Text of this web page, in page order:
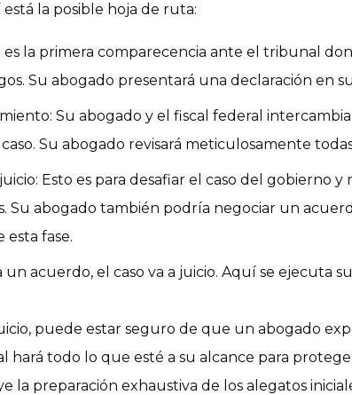
la posible hoja de ruta:
es la primera comparecencia ante el tribunal
Su abogado presentará una declaración en
: Su abogado y el fiscal federal
Su abogado revisará meticulosamente
: Esto es para desafiar el caso del gobierno
Su abogado también podría negociar un
fase.
un acuerdo, el caso va a juicio. Aquí se ejecuta
, puede estar seguro de que un abogado
hará todo lo que esté a su alcance para
la preparación exhaustiva de los alegatos